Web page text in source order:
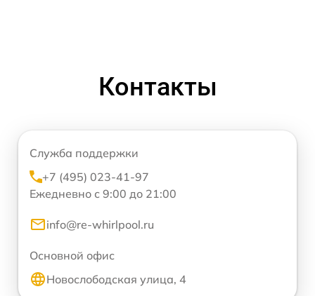
Контакты
Служба поддержки
+7 (495) 023-41-97
Ежедневно с 9:00 до 21:00
info@re-whirlpool.ru
Основной офис
Новослободская улица, 4